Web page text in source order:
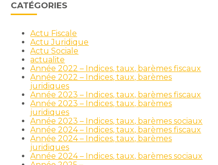
CATÉGORIES
Actu Fiscale
Actu Juridique
Actu Sociale
actualite
Année 2022 – Indices, taux, barèmes fiscaux
Année 2022 – Indices, taux, barèmes
juridiques
Année 2023 – Indices, taux, barèmes fiscaux
Année 2023 – Indices, taux, barèmes
juridiques
Année 2023 – Indices, taux, barèmes sociaux
Année 2024 – Indices, taux, barèmes fiscaux
Année 2024 – Indices, taux, barèmes
juridiques
Année 2024 – Indices, taux, barèmes sociaux